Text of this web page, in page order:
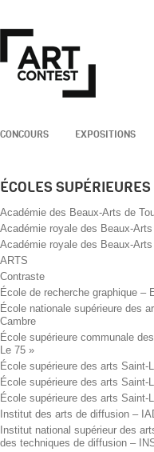
CONCOURS EXPOSITIONS
ÉCOLES
Académie des Beaux-Arts de
Académie royale des Beaux-
Académie royale des Beaux-
ARTS
Contraste
École de recherche graphique –
École nationale supérieure des
Cambre
École supérieure communale
Le 75 »
École supérieure des arts Saint-
École supérieure des arts Saint-
École supérieure des arts Saint-
Institut des arts de diffusion –
Institut national supérieur des
des techniques de diffusion –